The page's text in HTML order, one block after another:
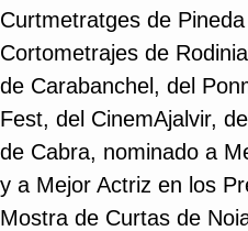
Curtmetratges de
Cortometrajes de
de Carabanchel, del
Fest, del CinemAjalvir,
de Cabra, nominado a
y a Mejor Actriz en los
Mostra de Curtas de